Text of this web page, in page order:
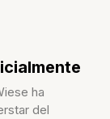
ha
del